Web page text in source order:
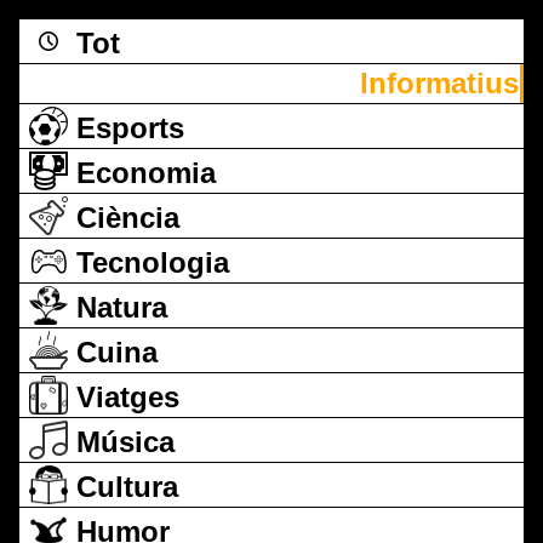
Tot
Informatius
Esports
Economia
Ciència
Tecnologia
Natura
Cuina
Viatges
Música
Cultura
Humor